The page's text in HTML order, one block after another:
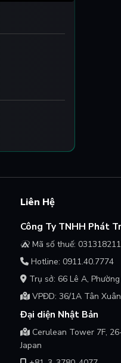
Liên Hệ
Công Ty TNHH Phát
Mã số thuế:
Hotline: 0911.40.7774
Trụ sở: 66 Lê A,
VPĐD: 36/1A Tân
Đại diện Nhật Bản
Cerulean Tower 7F,
Japan